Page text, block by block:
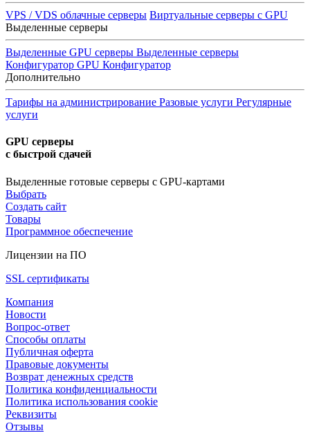
VPS / VDS облачные серверы Виртуальные серверы с GPU
Выделенные серверы
Выделенные GPU серверы Выделенные серверы
Конфигуратор GPU Конфигуратор
Дополнительно
Тарифы на администрирование Разовые услуги Регулярные
услуги
GPU серверы
с быстрой сдачей
Выделенные готовые серверы с GPU-картами
Выбрать
Создать сайт
Товары
Программное обеспечение
Лицензии на ПО
SSL сертификаты
Компания
Новости
Вопрос-ответ
Способы оплаты
Публичная оферта
Правовые документы
Возврат денежных средств
Политика конфиденциальности
Политика использования cookie
Реквизиты
Отзывы